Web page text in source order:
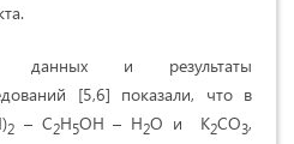
данных и результаты
[5,6] показали, что в
2 – С2Н5ОН – Н2О и К2СО3,